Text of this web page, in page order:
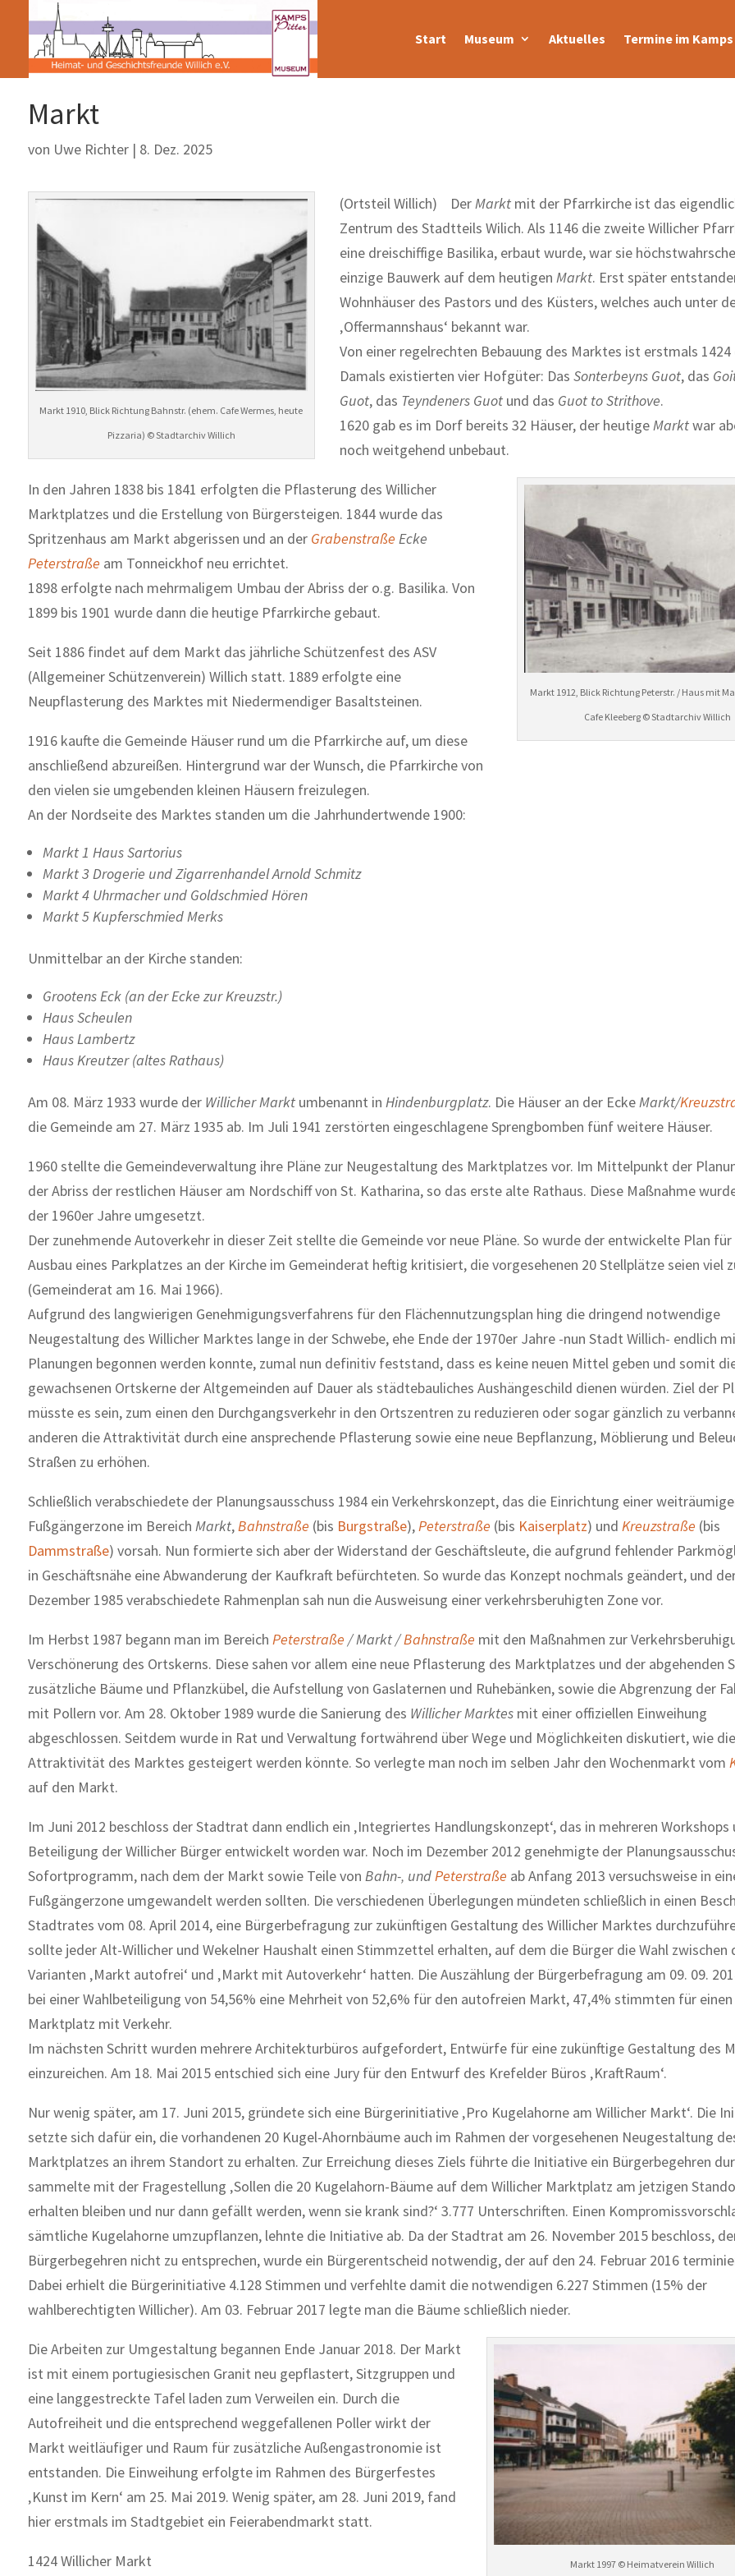
Start Museum Aktuelles Termine im
Markt
von Uwe Richter| 8. Dez. 2025
Markt 1910, Blick Richtung Bahnstr. (ehem. Cafe Wermes, heute
Pizzaria) © Stadtarchiv Willich
(Ortsteil Willich) Der Marktmit der Pfarrkirche ist das
Zentrum des Stadtteils Wilich. Als 1146 die zweite Willicher
eine dreischiffige Basilika, erbaut wurde, war sie
einzige Bauwerk auf dem heutigen Markt. Erst später
Wohnhäuser des Pastors und des Küsters, welches auch unter
‚Offermannshaus‘ bekannt war.
Von einer regelrechten Bebauung des Marktes ist erstmals 1424
Damals existierten vier Hofgüter: Das Sonterbeyns Guot, das
Guot, das Teyndeners Guotund das Guot to Strithove.
1620 gab es im Dorf bereits 32 Häuser, der heutige Marktwar
noch weitgehend unbebaut.
Markt 1912, Blick Richtung Peterstr. / Haus mit
Cafe Kleeberg © Stadtarchiv Willich
In den Jahren 1838 bis 1841 erfolgten die Pflasterung des Willicher
Marktplatzes und die Erstellung von Bürgersteigen. 1844 wurde das
Spritzenhaus am Markt abgerissen und an der Grabenstraße Ecke
Peterstraße am Tonneickhof neu errichtet.
1898 erfolgte nach mehrmaligem Umbau der Abriss der o.g. Basilika. Von
1899 bis 1901 wurde dann die heutige Pfarrkirche gebaut.
Seit 1886 findet auf dem Markt das jährliche Schützenfest des ASV
(Allgemeiner Schützenverein) Willich statt. 1889 erfolgte eine
Neupflasterung des Marktes mit Niedermendiger Basaltsteinen.
1916 kaufte die Gemeinde Häuser rund um die Pfarrkirche auf, um diese
anschließend abzureißen. Hintergrund war der Wunsch, die Pfarrkirche von
den vielen sie umgebenden kleinen Häusern freizulegen.
An der Nordseite des Marktes standen um die Jahrhundertwende 1900:
Markt 1 Haus Sartorius
Markt 3 Drogerie und Zigarrenhandel Arnold Schmitz
Markt 4 Uhrmacher und Goldschmied Hören
Markt 5 Kupferschmied Merks
Unmittelbar an der Kirche standen:
Grootens Eck (an der Ecke zur Kreuzstr.)
Haus Scheulen
Haus Lambertz
Haus Kreutzer (altes Rathaus)
Am 08. März 1933 wurde der Willicher Marktumbenannt in Hindenburgplatz. Die Häuser an der Ecke Markt/
die Gemeinde am 27. März 1935 ab. Im Juli 1941 zerstörten eingeschlagene Sprengbomben fünf weitere Häuser.
1960 stellte die Gemeindeverwaltung ihre Pläne zur Neugestaltung des Marktplatzes vor. Im Mittelpunkt der
der Abriss der restlichen Häuser am Nordschiff von St. Katharina, so das erste alte Rathaus. Diese Maßnahme
der 1960er Jahre umgesetzt.
Der zunehmende Autoverkehr in dieser Zeit stellte die Gemeinde vor neue Pläne. So wurde der entwickelte Plan für
Ausbau eines Parkplatzes an der Kirche im Gemeinderat heftig kritisiert, die vorgesehenen 20 Stellplätze seien viel
(Gemeinderat am 16. Mai 1966).
Aufgrund des langwierigen Genehmigungsverfahrens für den Flächennutzungsplan hing die dringend notwendige
Neugestaltung des Willicher Marktes lange in der Schwebe, ehe Ende der 1970er Jahre -nun Stadt Willich- endlich
Planungen begonnen werden konnte, zumal nun definitiv feststand, dass es keine neuen Mittel geben und somit
gewachsenen Ortskerne der Altgemeinden auf Dauer als städtebauliches Aushängeschild dienen würden. Ziel der
müsste es sein, zum einen den Durchgangsverkehr in den Ortszentren zu reduzieren oder sogar gänzlich zu
anderen die Attraktivität durch eine ansprechende Pflasterung sowie eine neue Bepflanzung, Möblierung und
Straßen zu erhöhen.
Schließlich verabschiedete der Planungsausschuss 1984 ein Verkehrskonzept, das die Einrichtung einer
Fußgängerzone im Bereich Markt, Bahnstraße (bis Burgstraße), Peterstraße (bis Kaiserplatz) und Kreuzstraße (bis
Dammstraße) vorsah. Nun formierte sich aber der Widerstand der Geschäftsleute, die aufgrund fehlender
in Geschäftsnähe eine Abwanderung der Kaufkraft befürchteten. So wurde das Konzept nochmals geändert, und
Dezember 1985 verabschiedete Rahmenplan sah nun die Ausweisung einer verkehrsberuhigten Zone vor.
Im Herbst 1987 begann man im Bereich Peterstraße / Markt /Bahnstraße mit den Maßnahmen zur
Verschönerung des Ortskerns. Diese sahen vor allem eine neue Pflasterung des Marktplatzes und der abgehenden
zusätzliche Bäume und Pflanzkübel, die Aufstellung von Gaslaternen und Ruhebänken, sowie die Abgrenzung der
mit Pollern vor. Am 28. Oktober 1989 wurde die Sanierung des Willicher Marktesmit einer offiziellen Einweihung
abgeschlossen. Seitdem wurde in Rat und Verwaltung fortwährend über Wege und Möglichkeiten diskutiert, wie die
Attraktivität des Marktes gesteigert werden könnte. So verlegte man noch im selben Jahr den Wochenmarkt vom
auf den Markt.
Im Juni 2012 beschloss der Stadtrat dann endlich ein ‚Integriertes Handlungskonzept‘, das in mehreren Workshops
Beteiligung der Willicher Bürger entwickelt worden war. Noch im Dezember 2012 genehmigte der
Sofortprogramm, nach dem der Markt sowie Teile von Bahn-‚ und Peterstraße ab Anfang 2013 versuchsweise in
Fußgängerzone umgewandelt werden sollten. Die verschiedenen Überlegungen mündeten schließlich in einen
Stadtrates vom 08. April 2014, eine Bürgerbefragung zur zukünftigen Gestaltung des Willicher Marktes
sollte jeder Alt-Willicher und Wekelner Haushalt einen Stimmzettel erhalten, auf dem die Bürger die Wahl zwischen
Varianten ‚Markt autofrei‘ und ‚Markt mit Autoverkehr‘ hatten. Die Auszählung der Bürgerbefragung am 09. 09.
bei einer Wahlbeteiligung von 54,56% eine Mehrheit von 52,6% für den autofreien Markt, 47,4% stimmten für einen
Marktplatz mit Verkehr.
Im nächsten Schritt wurden mehrere Architekturbüros aufgefordert, Entwürfe für eine zukünftige Gestaltung des
einzureichen. Am 18. Mai 2015 entschied sich eine Jury für den Entwurf des Krefelder Büros ‚KraftRaum‘.
Nur wenig später, am 17. Juni 2015, gründete sich eine Bürgerinitiative ‚Pro Kugelahorne am Willicher Markt‘. Die
setzte sich dafür ein, die vorhandenen 20 Kugel-Ahornbäume auch im Rahmen der vorgesehenen Neugestaltung
Marktplatzes an ihrem Standort zu erhalten. Zur Erreichung dieses Ziels führte die Initiative ein Bürgerbegehren
sammelte mit der Fragestellung ‚Sollen die 20 Kugelahorn-Bäume auf dem Willicher Marktplatz am jetzigen
erhalten bleiben und nur dann gefällt werden, wenn sie krank sind?‘ 3.777 Unterschriften. Einen
sämtliche Kugelahorne umzupflanzen, lehnte die Initiative ab. Da der Stadtrat am 26. November 2015 beschloss,
Bürgerbegehren nicht zu entsprechen, wurde ein Bürgerentscheid notwendig, der auf den 24. Februar 2016
Dabei erhielt die Bürgerinitiative 4.128 Stimmen und verfehlte damit die notwendigen 6.227 Stimmen (15% der
wahlberechtigten Willicher). Am 03. Februar 2017 legte man die Bäume schließlich nieder.
Markt 1997 © Heimatverein Willich
Die Arbeiten zur Umgestaltung begannen Ende Januar 2018. Der Markt
ist mit einem portugiesischen Granit neu gepflastert, Sitzgruppen und
eine langgestreckte Tafel laden zum Verweilen ein. Durch die
Autofreiheit und die entsprechend weggefallenen Poller wirkt der
Markt weitläufiger und Raum für zusätzliche Außengastronomie ist
entstanden. Die Einweihung erfolgte im Rahmen des Bürgerfestes
‚Kunst im Kern‘ am 25. Mai 2019. Wenig später, am 28. Juni 2019, fand
hier erstmals im Stadtgebiet ein Feierabendmarkt statt.
1424 Willicher Markt